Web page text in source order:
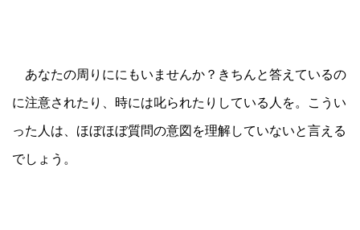
あなたの周りににもいませんか？きちんと答えているの
に注意されたり、時には叱られたりしている人を。こうい
った人は、ほぼほぼ質問の意図を理解していないと言える
でしょう。